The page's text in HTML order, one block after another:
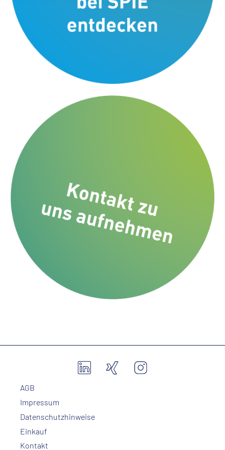
AGB
Impressum
Datenschutzhinweise
Einkauf
Kontakt